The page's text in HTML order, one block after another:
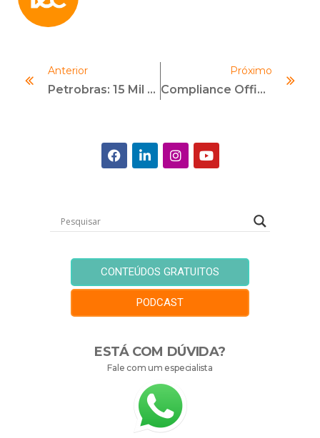
Anterior
Petrobras: 15 Mil Empresas Avaliadas Em Compliance
Próximo
Compliance Officer: Primeira Linha De Defesa Da Segurança Pública
CONTEÚDOS GRATUITOS
PODCAST
ESTÁ COM DÚVIDA?
Fale com um especialista